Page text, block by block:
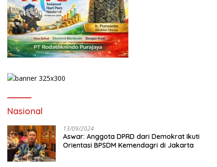
Nasional
13/09/2024
Aswar: Anggota DPRD dari Demokrat Ikuti
Orientasi BPSDM Kemendagri di Jakarta